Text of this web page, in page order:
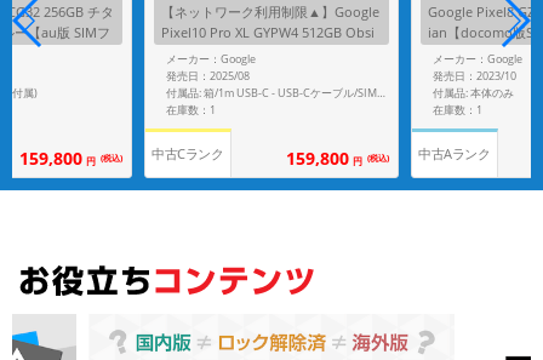
256GB チタ
ー【au版 SIMフ
付属)
159,800 円 (税込)
【ネットワーク利用制限▲】Google
Pixel10 Pro XL GYPW4 512GB Obsi
dian【au版SIMフリー】
メーカー：Google
発売日：2025/08
付属品: 箱/1m USB-C - USB-Cケーブル/SIM取り出しツール/マニュアル
在庫数：1
中古Cランク 159,800 円 (税込)
Google Pixel8
ian【docomo版
メーカー：Google
発売日：2023/10
付属品: 本体のみ
在庫数：1
中古Aランク